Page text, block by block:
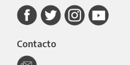
Contacto